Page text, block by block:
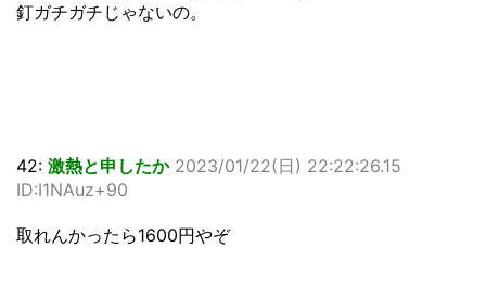
釘ガチガチじゃないの。
42: 激熱と申したか 2023/01/22(日) 22:22:26.15
ID:I1NAuz+90
取れんかったら1600円やぞ